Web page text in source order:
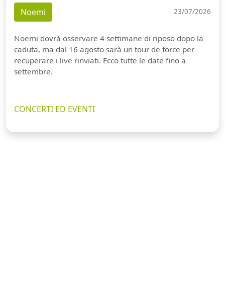
Noemi 23/07/2026
Noemi dovrà osservare 4 settimane di riposo dopo la
caduta, ma dal 16 agosto sarà un tour de force per
recuperare i live rinviati. Ecco tutte le date fino a
settembre.
CONCERTI ED EVENTI